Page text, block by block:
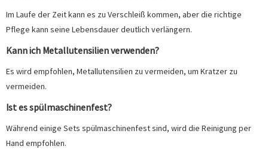
Im Laufe der Zeit kann es zu Verschleiß kommen, aber die richtige
Pflege kann seine Lebensdauer deutlich verlängern.
Kann ich Metallutensilien verwenden?
Es wird empfohlen, Metallutensilien zu vermeiden, um Kratzer zu
vermeiden.
Ist es spülmaschinenfest?
Während einige Sets spülmaschinenfest sind, wird die Reinigung per
Hand empfohlen.